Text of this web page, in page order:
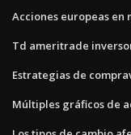
Acciones europeas en
Td ameritrade
Estrategias de
Múltiples gráficos de